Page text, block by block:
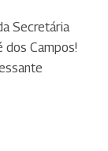
Secretária
dos Campos!